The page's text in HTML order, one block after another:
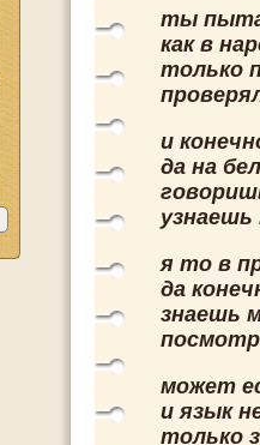
ты
как в
только
и
да на
узнаешь
я то в
да
знаешь
может
и язык
только